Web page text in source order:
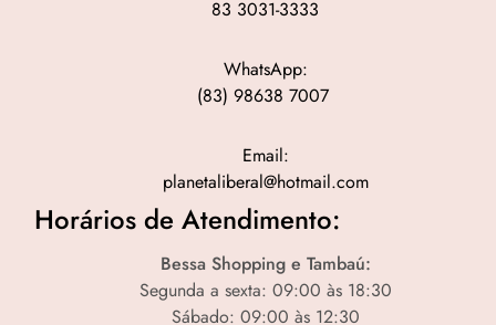
83 3031-3333
WhatsApp:
(83) 98638 7007
Email:
planetaliberal@hotmail.com
Horários de Atendimento:
Bessa Shopping e Tambaú:
Segunda a sexta: 09:00 às 18:30
Sábado: 09:00 às 12:30